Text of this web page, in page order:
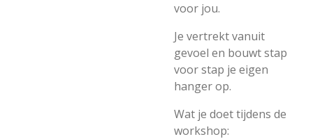
voor jou.
Je vertrekt vanuit
gevoel en bouwt stap
voor stap je eigen
hanger op.
Wat je doet tijdens de
workshop: